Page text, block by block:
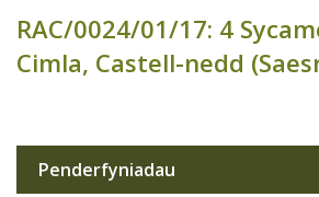
RAC/0024/01/17: 4
Cimla, Castell-nedd
Sub
Penderfyniadau